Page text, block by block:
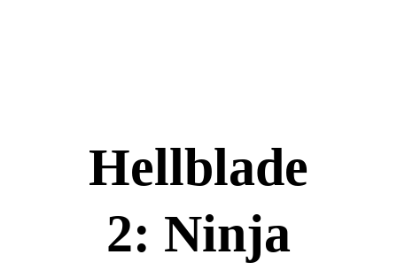
Hellblade
2: Ninja